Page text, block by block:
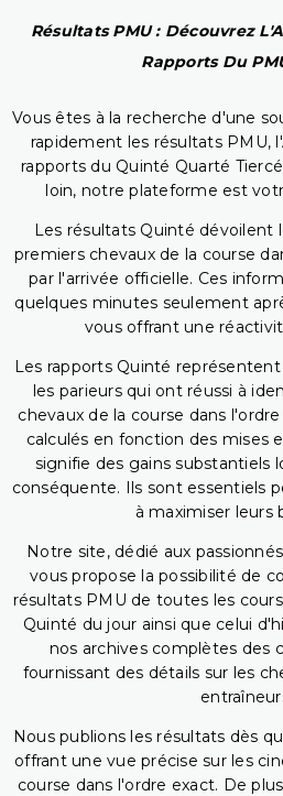
Résultats PMU : Découvrez
Rapports Du
Vous êtes à la recherche d'une
rapidement les résultats PMU,
rapports du Quinté Quarté
loin, notre plateforme est
Les résultats Quinté dévoilent
premiers chevaux de la course
par l'arrivée officielle. Ces
quelques minutes seulement
vous offrant une
Les rapports Quinté
les parieurs qui ont réussi à
chevaux de la course dans
calculés en fonction des mises
signifie des gains substantiels
conséquente. Ils sont essentiels
à maximiser leurs
Notre site, dédié aux
vous propose la possibilité de
résultats PMU de toutes les
Quinté du jour ainsi que celui
nos archives complètes des
fournissant des détails sur les
Nous publions les résultats dès
offrant une vue précise sur les
course dans l'ordre exact. De